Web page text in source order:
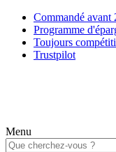
Commandé avant
Programme
Toujours
Trustpilot
Menu